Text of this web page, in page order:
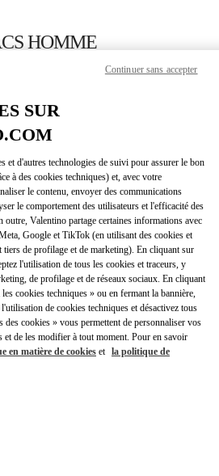
HOMME
MAINTENANT
DES DIRECTIONSLINK
Link Opens in New Tab
SUR
et d'autres technologies de suivi pour assurer le bon
à des cookies techniques) et, avec votre
le contenu, envoyer des communications
le comportement des utilisateurs et l'efficacité des
outre, Valentino partage certaines informations avec
Google et TikTok (en utilisant des cookies et
tiers de profilage et de marketing). En cliquant sur
l'utilisation de tous les cookies et traceurs, y
de profilage et de réseaux sociaux. En cliquant
cookies techniques » ou en fermant la bannière,
de cookies techniques et désactivez tous
des cookies » vous permettent de personnaliser vos
et de les modifier à tout moment. Pour en savoir
en matière de cookies et la politique de
Continuer sans accepter